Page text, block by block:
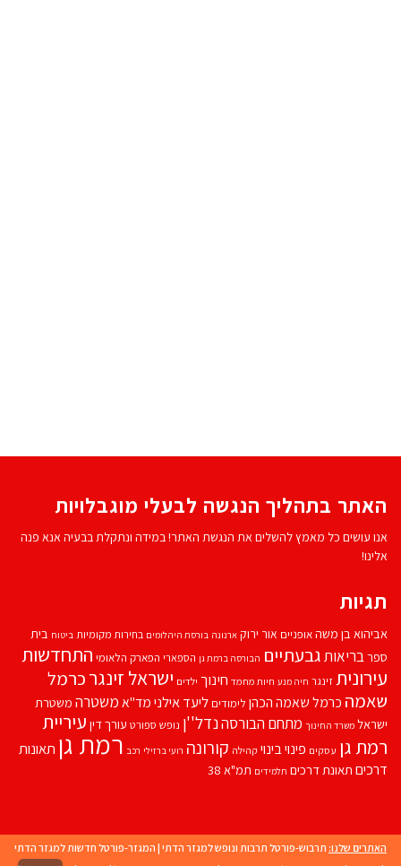
האתר בתהליך הנגשה לבעלי מוגבלויות
אנו עושים כל מאמץ להשלים את הנגשת האתר! במידה ונתקלת בבעיה אנא פנה
אלינו!
תגיות
אביהוא בן משהאופניים אור ירוק ארנונה בורסת היהלומים בחירות מקומיות ביטוח בית
ספרבריאותגבעתיים הבורסה ברמת גן הספארי הפארק הלאומי התחדשות
עירוניתזינגר חיה מנע חיות מחמד חינוך ילדים ישראל זינגרכרמל
שאמה כרמל שאמה הכהן לימודים ליעד אילנימד''אמשטרה משטרת
ישראל משרד החינוך מתחם הבורסהנדל''ן נופש ספורט עורך דין עיריית
רמת גן עסקים פינוי בינוי קהילה קורונה רועי ברזילי רכב רמת גן תאונות
דרכים תאונת דרכים תלמידים תמ"א 38
האתרים שלנו: תרבוש-פורטל תרבות ונופש למגזר הדתי | המגזר-פורטל חדשות למגזר הדתי